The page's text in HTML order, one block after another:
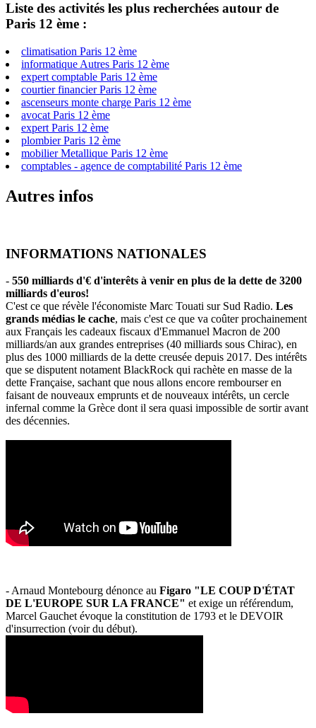
Liste des activités les plus recherchées autour de
Paris 12 ème :
climatisation Paris 12 ème
informatique Autres Paris 12 ème
expert comptable Paris 12 ème
courtier financier Paris 12 ème
ascenseurs monte charge Paris 12 ème
avocat Paris 12 ème
expert Paris 12 ème
plombier Paris 12 ème
mobilier Metallique Paris 12 ème
comptables - agence de comptabilité Paris 12 ème
Autres infos
INFORMATIONS NATIONALES
- 550 milliards d'€ d'interêts à venir en plus de la dette de 3200
milliards d'euros!
C'est ce que révèle l'économiste Marc Touati sur Sud Radio. Les
grands médias le cache, mais c'est ce que va coûter prochainement
aux Français les cadeaux fiscaux d'Emmanuel Macron de 200
milliards/an aux grandes entreprises (40 milliards sous Chirac), en
plus des 1000 milliards de la dette creusée depuis 2017. Des intérêts
que se disputent notament BlackRock qui rachète en masse de la
dette Française, sachant que nous allons encore rembourser en
faisant de nouveaux emprunts et de nouveaux intérêts, un cercle
infernal comme la Grèce dont il sera quasi impossible de sortir avant
des décennies.
- Arnaud Montebourg dénonce au Figaro "LE COUP D'ÉTAT
DE L'EUROPE SUR LA FRANCE" et exige un référendum,
Marcel Gauchet évoque la constitution de 1793 et le DEVOIR
d'insurrection (voir du début).